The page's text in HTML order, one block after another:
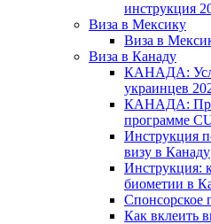
инструкция
Виза в Мексику
Виза в
Виза в Канаду
КАНАДА:
украинцев
КАНАДА:
программе
Инструкция
визу в Канаду
Инструкция:
биометии в
Спонсорское
Как вклеить